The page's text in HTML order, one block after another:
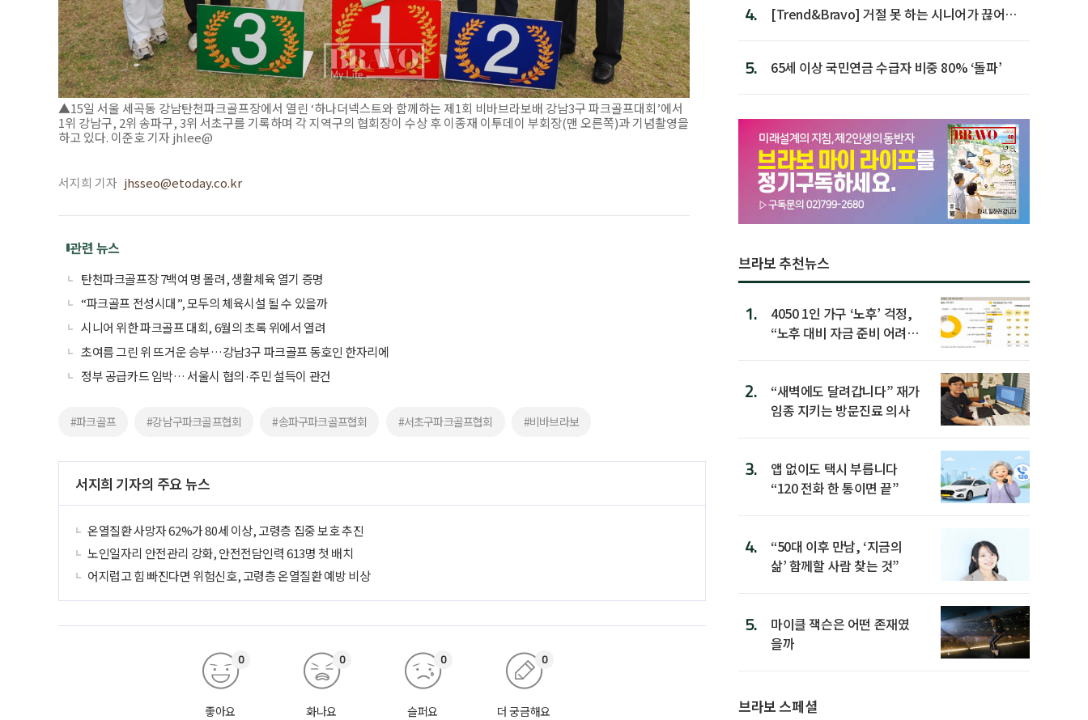
▲15일 서울 세곡동 강남탄천파크골프장에서 열린 ‘하나더넥스트와 함께하는 제1회 비바브라보배 강남3구 파크골프대회’에서
1위 강남구, 2위 송파구, 3위 서초구를 기록하며 각 지역구의 협회장이 수상 후 이종재 이투데이 부회장(맨 오른쪽)과 기념촬영을
하고 있다. 이준호 기자 jhlee@
서지희 기자 jhsseo@etoday.co.kr
관련 뉴스
탄천파크골프장 7백여 명 몰려, 생활체육 열기 증명
“파크골프 전성시대”, 모두의 체육시설 될 수 있을까
시니어 위한 파크골프 대회, 6월의 초록 위에서 열려
초여름 그린 위 뜨거운 승부…강남3구 파크골프 동호인 한자리에
정부 공급카드 임박… 서울시 협의·주민 설득이 관건
#파크골프 #강남구파크골프협회 #송파구파크골프협회 #서초구파크골프협회 #비바브라보
서지희 기자의 주요 뉴스
온열질환 사망자 62%가 80세 이상, 고령층 집중 보호 추진
노인일자리 안전관리 강화, 안전전담인력 613명 첫 배치
어지럽고 힘 빠진다면 위험신호, 고령층 온열질환 예방 비상
좋아요
0
화나요
0
슬퍼요
0
더 궁금해요
0
4.
[Trend&Bravo] 거절 못 하는 시니어가 끊어야
5. 65세 이상 국민연금 수급자 비중 80% ‘돌파’
브라보 추천뉴스
1.
4050 1인 가구 ‘노후’ 걱정,
“노후 대비 자금 준비 어려
2.
“새벽에도 달려갑니다” 재가
임종 지키는 방문진료 의사
3.
앱 없이도 택시 부릅니다
“120 전화 한 통이면 끝”
4.
“50대 이후 만남, ‘지금의
삶’ 함께할 사람 찾는 것”
5.
마이클 잭슨은 어떤 존재였
을까
브라보 스페셜